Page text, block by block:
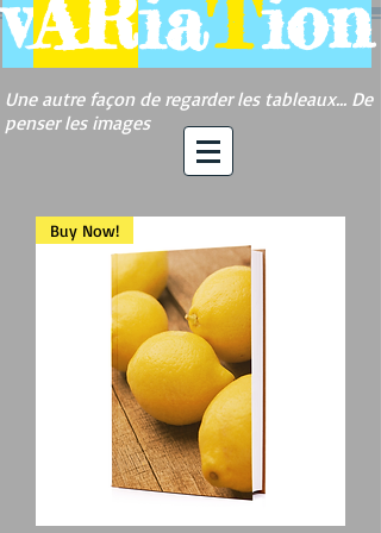
vARiaTion
Une autre façon de regarder les tableaux... De
penser les images
Buy Now!